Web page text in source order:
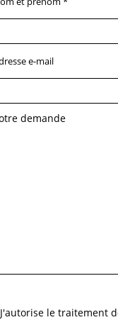
J'autorise le traitement